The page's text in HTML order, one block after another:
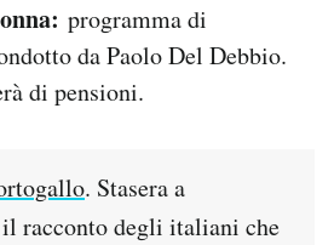
programma di
da Paolo Del Debbio.
di pensioni.
. Stasera a
il racconto degli italiani che